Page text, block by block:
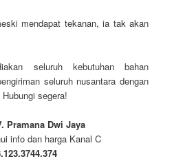
mendapat tekanan, ia tak akan
seluruh kebutuhan bahan
seluruh nusantara dengan
segera!
Pramana Dwi Jaya
info dan harga Kanal C